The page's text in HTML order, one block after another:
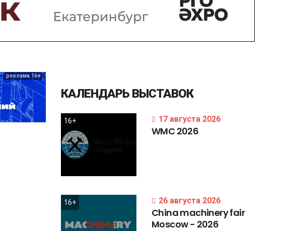
реклама 16+
КАЛЕНДАРЬ ВЫСТАВОК
16+ 17 августа 2026
WMC 2026
16+ 26 августа 2026
Chinamachineryfair
Moscow- 2026